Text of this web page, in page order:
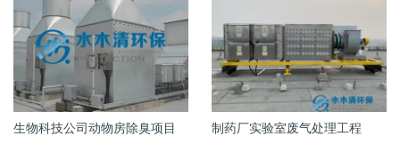
生物科技公司动物房除臭项目 制药厂实验室废气处理工程